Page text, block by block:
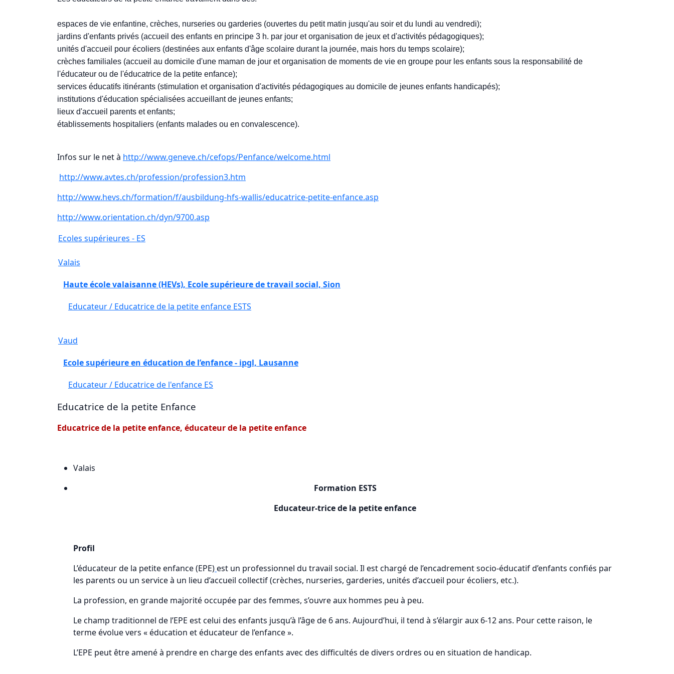
espaces de vie enfantine, crèches, nurseries ou garderies (ouvertes du petit matin jusqu'au soir et du lundi au vendredi);
jardins d'enfants privés (accueil des enfants en principe 3 h. par jour et organisation de jeux et d'activités pédagogiques);
unités d'accueil pour écoliers (destinées aux enfants d'âge scolaire durant la journée, mais hors du temps scolaire);
crèches familiales (accueil au domicile d'une maman de jour et organisation de moments de vie en groupe pour les enfants sous la responsabilité de
l'éducateur ou de l'éducatrice de la petite enfance);
services éducatifs itinérants (stimulation et organisation d'activités pédagogiques au domicile de jeunes enfants handicapés);
institutions d'éducation spécialisées accueillant de jeunes enfants;
lieux d'accueil parents et enfants;
établissements hospitaliers (enfants malades ou en convalescence).
Infos sur le net à http://www.geneve.ch/cefops/Penfance/welcome.html
http://www.avtes.ch/profession/profession3.htm
http://www.hevs.ch/formation/f/ausbildung-hfs-wallis/educatrice-petite-enfance.asp
http://www.orientation.ch/dyn/9700.asp
Ecoles supérieures - ES
Valais
Haute école valaisanne (HEVs), Ecole supérieure de travail social, Sion
Educateur / Educatrice de la petite enfance ESTS
Vaud
Ecole supérieure en éducation de l’enfance - ipgl, Lausanne
Educateur / Educatrice de l'enfance ES
Educatrice de la petite Enfance
Educatrice de la petite enfance, éducateur de la petite enfance
Valais
Formation ESTS
Educateur-trice de la petite enfance
Profil
L’éducateur de la petite enfance (EPE)est un professionnel du travail social. Il est chargé de l’encadrement socio-éducatif d’enfants confiés par
les parents ou un service à un lieu d’accueil collectif (crèches, nurseries, garderies, unités d’accueil pour écoliers, etc.).
La profession, en grande majorité occupée par des femmes, s’ouvre aux hommes peu à peu.
Le champ traditionnel de l’EPE est celui des enfants jusqu’à l’âge de 6 ans. Aujourd’hui, il tend à s’élargir aux 6-12 ans. Pour cette raison, le
terme évolue vers « éducation et éducateur de l’enfance ».
L’EPE peut être amené à prendre en charge des enfants avec des difficultés de divers ordres ou en situation de handicap.